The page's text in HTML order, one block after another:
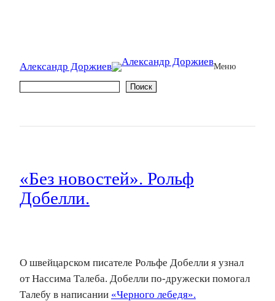
Александр Доржиев Меню
Поиск
«Без новостей». Рольф
Добелли.
О швейцарском писателе Рольфе Добелли я узнал
от Нассима Талеба. Добелли по-дружески помогал
Талебу в написании «Черного лебедя».